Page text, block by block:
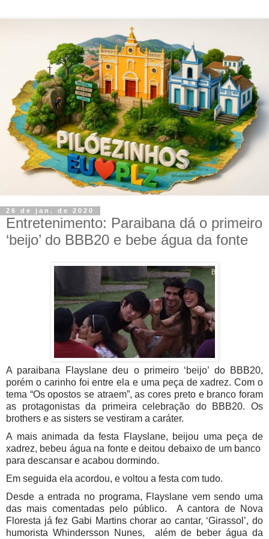
26 de jan. de 2020
Entretenimento: Paraibana dá o primeiro
‘beijo’ do BBB20 e bebe água da fonte
A paraibana Flayslane deu o primeiro ‘beijo’ do BBB20,
porém o carinho foi entre ela e uma peça de xadrez. Com o
tema “Os opostos se atraem”, as cores preto e branco foram
as protagonistas da primeira celebração do BBB20. Os
brothers e as sisters se vestiram a caráter.
A mais animada da festa Flayslane, beijou uma peça de
xadrez, bebeu água na fonte e deitou debaixo de um banco
para descansar e acabou dormindo.
Em seguida ela acordou, e voltou a festa com tudo.
Desde a entrada no programa, Flayslane vem sendo uma
das mais comentadas pelo público. A cantora de Nova
Floresta já fez Gabi Martins chorar ao cantar, ‘Girassol’, do
humorista Whindersson Nunes, além de beber água da